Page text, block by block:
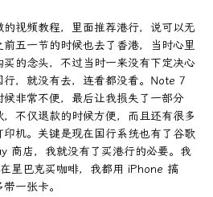
视频教程，里面推荐港行，说可以无
五一节的时候也去了香港，当时心里
的念头，不过当时一来没有下定决心
，就没有去，连看都没看。Note 7
非常不便，最后让我损失了一部分
不仅退款的时候方便，而且还有很多
机。关键是现在国行系统也有了谷歌
商店，我就没有了买港行的必要。我
星巴克买咖啡，我都用 iPhone 搞
一张卡。